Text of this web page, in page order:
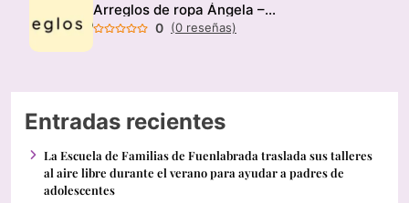
Arreglos de ropa Ángela – Modista
0 (0 reseñas)
Entradas recientes
La Escuela de Familias de Fuenlabrada traslada sus talleres
al aire libre durante el verano para ayudar a padres de
adolescentes